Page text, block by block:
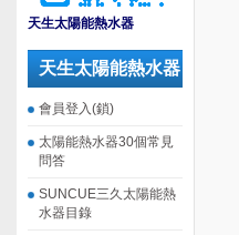
天生太陽能熱水器
天生太陽能熱水器
會員登入(鎖)
太陽能熱水器30個常見
問答
SUNCUE三久太陽能熱
水器目錄